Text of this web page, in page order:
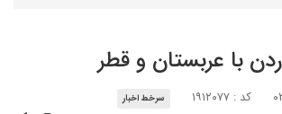
با عربستان و قطر
کد : ۱۹۱۲۰۷۷ سرخط اخبار